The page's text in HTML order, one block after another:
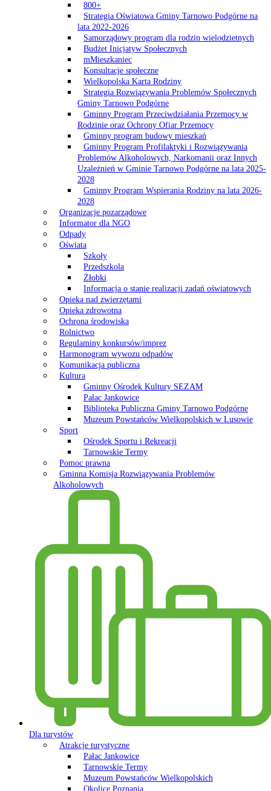
800+
Strategia Oświatowa Gminy Tarnowo Podgórne na
lata 2022-2026
Samorządowy program dla rodzin wielodzietnych
Budżet Inicjatyw Społecznych
mMieszkaniec
Konsultacje społeczne
Wielkopolska Karta Rodziny
Strategia Rozwiązywania Problemów Społecznych
Gminy Tarnowo Podgórne
Gminny Program Przeciwdziałania Przemocy w
Rodzinie oraz Ochrony Ofiar Przemocy
Gminny program budowy mieszkań
Gminny Program Profilaktyki i Rozwiązywania
Problemów Alkoholowych, Narkomanii oraz Innych
Uzależnień w Gminie Tarnowo Podgórne na lata 2025-
2028
Gminny Program Wspierania Rodziny na lata 2026-
2028
Organizacje pozarządowe
Informator dla NGO
Odpady
Oświata
Szkoły
Przedszkola
Żłobki
Informacja o stanie realizacji zadań oświatowych
Opieka nad zwierzętami
Opieka zdrowotna
Ochrona środowiska
Rolnictwo
Regulaminy konkursów/imprez
Harmonogram wywozu odpadów
Komunikacja publiczna
Kultura
Gminny Ośrodek Kultury SEZAM
Pałac Jankowice
Biblioteka Publiczna Gminy Tarnowo Podgórne
Muzeum Powstańców Wielkopolskich w Lusowie
Sport
Ośrodek Sportu i Rekreacji
Tarnowskie Termy
Pomoc prawna
Gminna Komisja Rozwiązywania Problemów
Alkoholowych
Dla turystów
Atrakcje turystyczne
Pałac Jankowice
Tarnowskie Termy
Muzeum Powstańców Wielkopolskich
Okolice Poznania